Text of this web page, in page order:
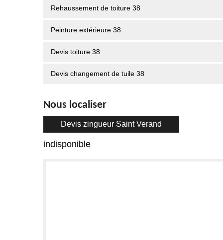
Rehaussement de toiture 38
Peinture extérieure 38
Devis toiture 38
Devis changement de tuile 38
Nous localiser
Devis zingueur Saint Verand
indisponible